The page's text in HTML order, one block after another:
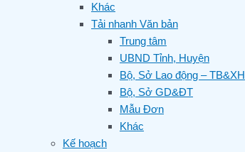
Khác
Tải nhanh Văn bản
Trung tâm
UBND Tỉnh, Huyện
Bộ, Sở Lao động – TB&XH
Bộ, Sở GD&ĐT
Mẫu Đơn
Khác
Kế hoạch